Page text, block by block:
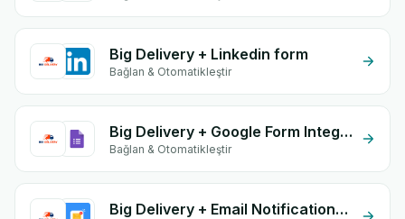
Big Delivery + Linkedin form
Bağlan & Otomatikleştir
Big Delivery + Google Form Integration
Bağlan & Otomatikleştir
Big Delivery + Email Notifications by eGrow